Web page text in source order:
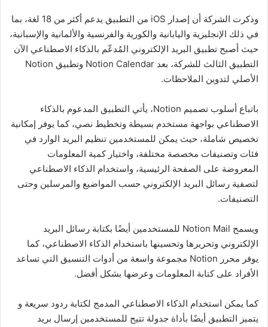
وذكرت الشركة أن إصدار iOS من التطبيق يدعم أكثر من 18 لغة، بما
في ذلك الإنجليزية واليابانية والكورية والفرنسية والألمانية والإسبانية،
حيث أصبح تطبيق البريد الإلكتروني المُدعّم بالذكاء الاصطناعي الآن
التطبيق الثالث للشركة، بعد Notion Calendar وتطبيق Notion
الأصلي لتدوين الملاحظات.
باتباع أسلوب تصميم Notion، يأتي التطبيق المدعوم بالذكاء
الاصطناعي بواجهة مستخدم بسيطة وتخطيط نصي، كما يوفر إمكانية
تخصيص شاملة، حيث يمكن للمستخدمين تنظيم البريد الوارد في
فئات وتصنيفات مخصصة مختلفة، واختيار كمية المعلومات
المعروضة على الصفحة الرئيسية، واستخدام الذكاء الاصطناعي
لتصفية رسائل البريد الإلكتروني حسب المواضيع والمرسلين وحتى
التصنيفات.
ويسمح Notion Mail للمستخدمين أيضًا بكتابة رسائل البريد
الإلكتروني وتحريرها وتحسينها باستخدام الذكاء الاصطناعي، كما
يوفر محرر Notion مجموعة واسعة من أدوات التنسيق التي تساعد
الأفراد على كتابة المعلومات وعرضها بشكل أفضل.
كما يمكن استخدام الذكاء الاصطناعي المدمج لكتابة ردود سريعة و
يتميز التطبيق أيضًا بأداة جدولة تتيح للمستخدمين إرسال بريد